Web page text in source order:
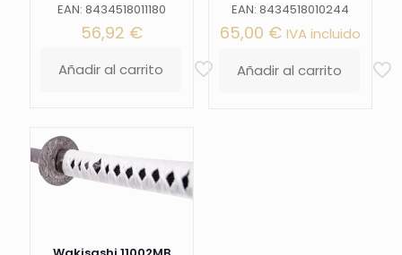
funda
detalles
cantidad
EAN: 8434518011180
56,92 €
Añadir al carrito
EAN: 8434518010244
65,00 € IVA incluido
Añadir al carrito